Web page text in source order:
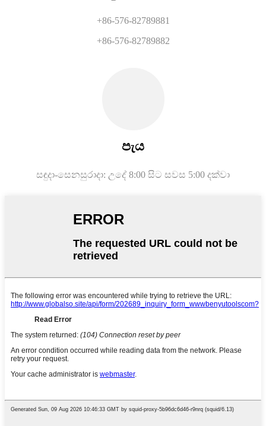
+86-576-82789881
+86-576-82789882
පැය
සඳුදා-සෙනසුරාදා: උදේ 8:00 සිට සවස 5:00 දක්වා